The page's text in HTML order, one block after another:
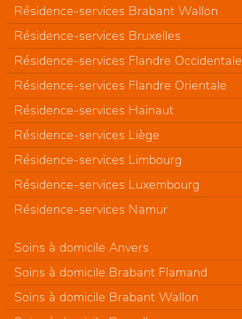
Résidence-services Brabant Wallon
Résidence-services Bruxelles
Résidence-services Flandre Occidentale
Résidence-services Flandre Orientale
Résidence-services Hainaut
Résidence-services Liège
Résidence-services Limbourg
Résidence-services Luxembourg
Résidence-services Namur
Soins à domicile Anvers
Soins à domicile Brabant Flamand
Soins à domicile Brabant Wallon